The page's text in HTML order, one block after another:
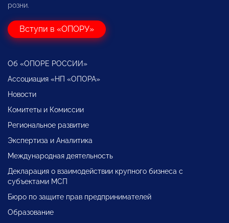
розни.
Вступи в «ОПОРУ»
Об «ОПОРЕ РОССИИ»
Ассоциация «НП «ОПОРА»
Новости
Комитеты и Комиссии
Региональное развитие
Экспертиза и Аналитика
Международная деятельность
Декларация о взаимодействии крупного бизнеса с
субъектами МСП
Бюро по защите прав предпринимателей
Образование